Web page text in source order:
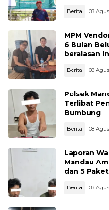
Berita 08
MPM
6 Bulan
beralasan
Berita 08
Polsek
Terlibat
Bumbung
Berita 08
Laporan
Mandau
dan 5
Berita 08